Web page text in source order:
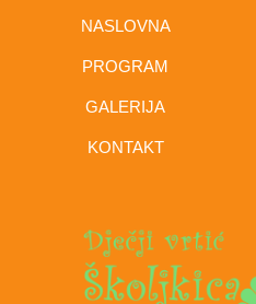
NASLOVNA
PROGRAM
GALERIJA
KONTAKT